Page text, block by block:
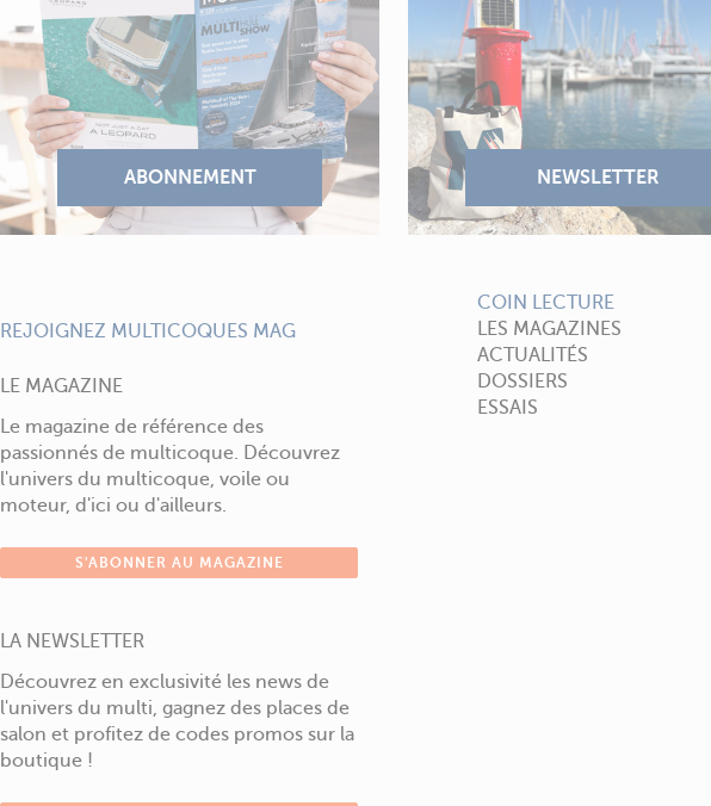
REJOIGNEZ MULTICOQUES MAG
LE MAGAZINE
Le magazine de référence des
passionnés de multicoque. Découvrez
l'univers du multicoque, voile ou
moteur, d'ici ou d'ailleurs.
S'ABONNER AU MAGAZINE
LA NEWSLETTER
Découvrez en exclusivité les news de
l'univers du multi, gagnez des places de
salon et profitez de codes promos sur la
boutique !
COIN LECTURE
LES MAGAZINES
ACTUALITÉS
DOSSIERS
ESSAIS